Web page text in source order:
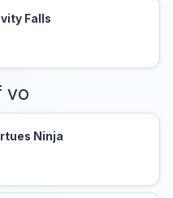
Falls
vo
Ninja